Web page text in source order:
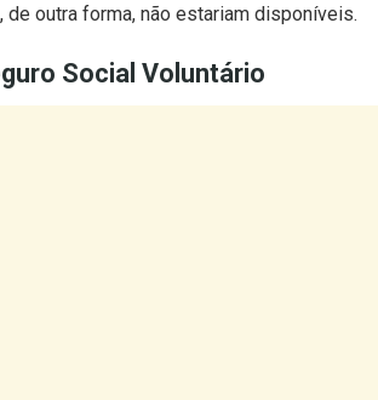
de outra forma, não estariam disponíveis.
Social Voluntário